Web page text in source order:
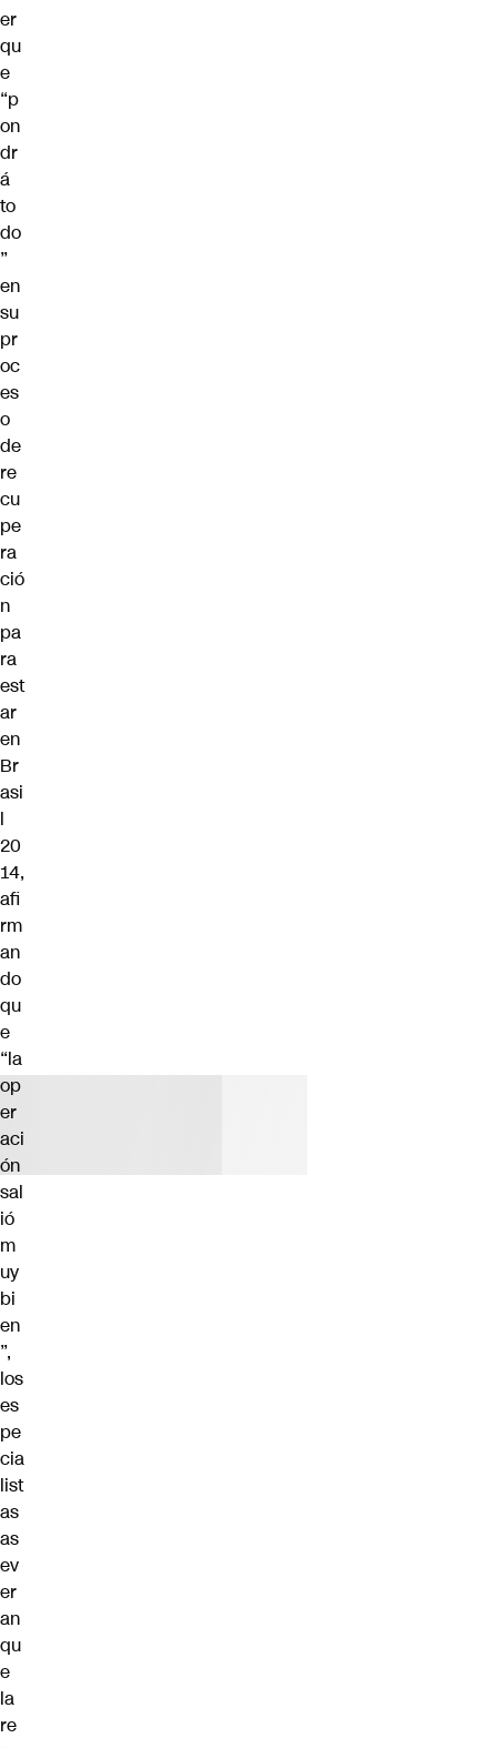
er
qu
e
“p
on
dr
á
to
do
”
en
su
pr
oc
es
o
de
re
cu
pe
ra
ció
n
pa
ra
est
ar
en
Br
asi
l
20
14,
afi
rm
an
do
qu
e
“la
op
er
aci
ón
sal
ió
m
uy
bi
en
”,
los
es
pe
cia
list
as
as
ev
er
an
qu
e
la
re